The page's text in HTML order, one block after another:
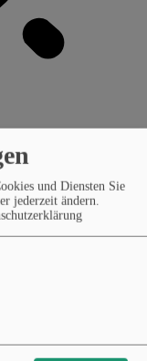
und Diensten Sie
jederzeit ändern.